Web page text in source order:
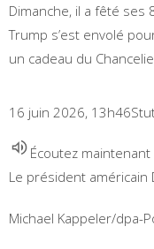
Dimanche, il a fêté ses
Trump s’est envolé
un cadeau du
16 juin 2026, 13h46
Écoutez maintenant
Le président américain
Michael Kappeler/dpa-